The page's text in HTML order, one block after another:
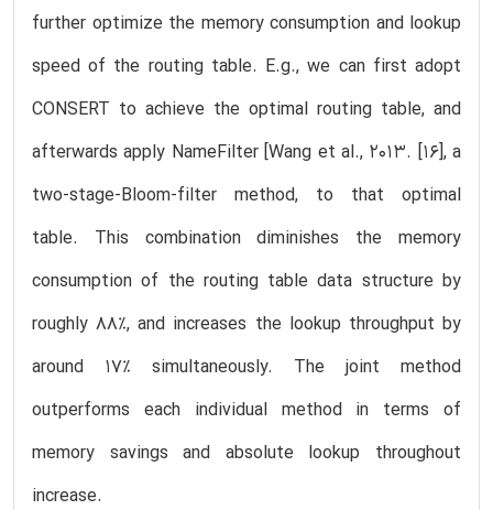
further optimize the memory consumption and lookup
speed of the routing table. E.g., we can first adopt
CONSERT to achieve the optimal routing table, and
afterwards apply NameFilter [Wang et al., 2013. [16], a
two-stage-Bloom-filter method, to that optimal
table. This combination diminishes the memory
consumption of the routing table data structure by
roughly 88%, and increases the lookup throughput by
around 17% simultaneously. The joint method
outperforms each individual method in terms of
memory savings and absolute lookup throughout
increase.